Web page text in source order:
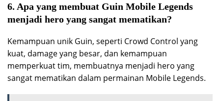
6. Apa yang membuat Guin Mobile Legends
menjadi hero yang sangat mematikan?
Kemampuan unik Guin, seperti Crowd Control yang
kuat, damage yang besar, dan kemampuan
memperkuat tim, membuatnya menjadi hero yang
sangat mematikan dalam permainan Mobile Legends.